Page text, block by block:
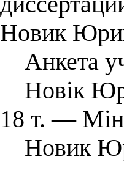
Новик
Анкета
Новік
18 т. —
Новик